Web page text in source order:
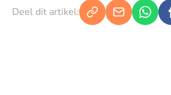
Deel dit artikel: